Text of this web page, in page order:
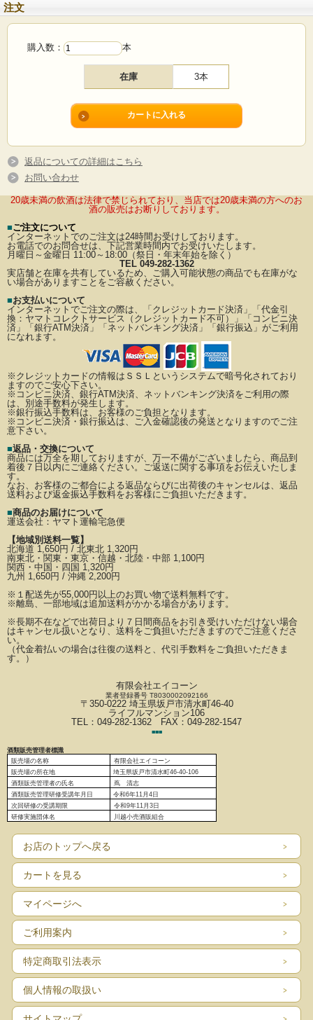
注文
購入数： 本
在庫 3本
返品についての詳細はこちら
お問い合わせ
20歳未満の飲酒は法律で禁じられており、当店では20歳未満の方へのお
酒の販売はお断りしております。
■ご注文について
インターネットでのご注文は24時間お受けしております。
お電話でのお問合せは、下記営業時間内でお受けいたします。
月曜日～金曜日 11:00～18:00（祭日・年末年始を除く）
TEL 049-282-1362
実店舗と在庫を共有しているため、ご購入可能状態の商品でも在庫がな
い場合がありますことをご容赦ください。
■お支払いについて
インターネットでご注文の際は、「クレジットカード決済」「代金引
換：ヤマトコレクトサービス（クレジットカード不可）」
「コンビニ決
済」「銀行ATM決済」「ネットバンキング決済」「銀行振込」がご利用
になれます。
※クレジットカードの情報はＳＳＬというシステムで暗号化されており
ますのでご安心下さい。
※コンビニ決済、銀行ATM決済、ネットバンキング決済をご利用の際
は、別途手数料が発生します。
※銀行振込手数料は、お客様のご負担となります。
※コンビニ決済・銀行振込は、ご入金確認後の発送となりますのでご注
意下さい。
■返品・交換について
商品には万全を期しておりますが、万一不備がございましたら、商品到
着後７日以内にご連絡ください。
ご返送に関する事項をお伝えいたしま
す。
なお、お客様のご都合による返品ならびに出荷後のキャンセルは、返品
送料および返金振込手数料をお客様にご負担いただきます。
■商品のお届けについて
運送会社： ヤマト運輸宅急便
【地域別送料一覧】
北海道 1,650円 / 北東北 1,320円
南東北・関東・東京・信越・北陸・中部 1,100円
関西・中国・四国 1,320円
九州 1,650円 / 沖縄 2,200円
※ １配送先が55,000円以上のお買い物で送料無料です。
※離島、一部地域は追加送料がかかる場合があります。
※長期不在などで出荷日より７日間商品をお引き受けいただけない場合
はキャンセル扱いとなり、 送料をご負担いただきますのでご注意くださ
い。
（代金着払いの場合は往復の送料と、代引手数料をご負担いただきま
す。）
有限会社エイコーン
業者登録番号 T8030002092166
〒350-0222 埼玉県坂戸市清水町46-40
ライフルマンション106
TEL：049-282-1362 FAX：049-282-1547
■■■
酒類販売管理者標識
販売場の名称
有限会社エイコーン
販売場の所在地
埼玉県坂戸市清水町46-40-106
酒類販売管理者の氏名
蔦 清志
酒類販売管理研修受講年月日
令和6年11月4日
次回研修の受講期限
令和9年11月3日
研修実施団体名
川越小売酒販組合
お店のトップへ戻る
カートを見る
マイページへ
ご利用案内
特定商取引法表示
個人情報の取扱い